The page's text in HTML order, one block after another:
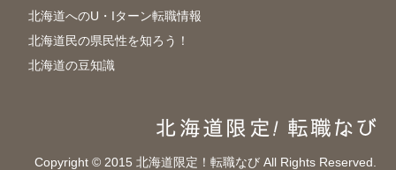
北海道へのU・Iターン転職情報
北海道民の県民性を知ろう！
北海道の豆知識
Copyright © 2015 北海道限定！転職なび All Rights Reserved.